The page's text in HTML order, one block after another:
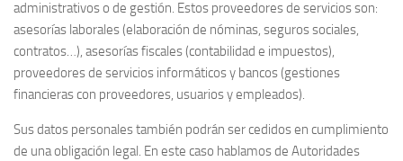
administrativos o de gestión. Estos proveedores de servicios son:
asesorías laborales (elaboración de nóminas, seguros sociales,
contratos…), asesorías fiscales (contabilidad e impuestos),
proveedores de servicios informáticos y bancos (gestiones
financieras con proveedores, usuarios y empleados).
Sus datos personales también podrán ser cedidos en cumplimiento
de una obligación legal. En este caso hablamos de Autoridades